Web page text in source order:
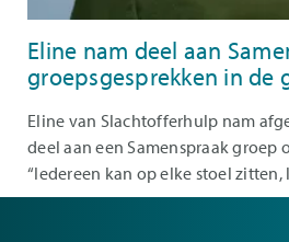
Eline nam deel aan
groepsgesprekken in de
Eline van Slachtofferhulp nam
deel aan een Samenspraak groep
“Iedereen kan op elke stoel